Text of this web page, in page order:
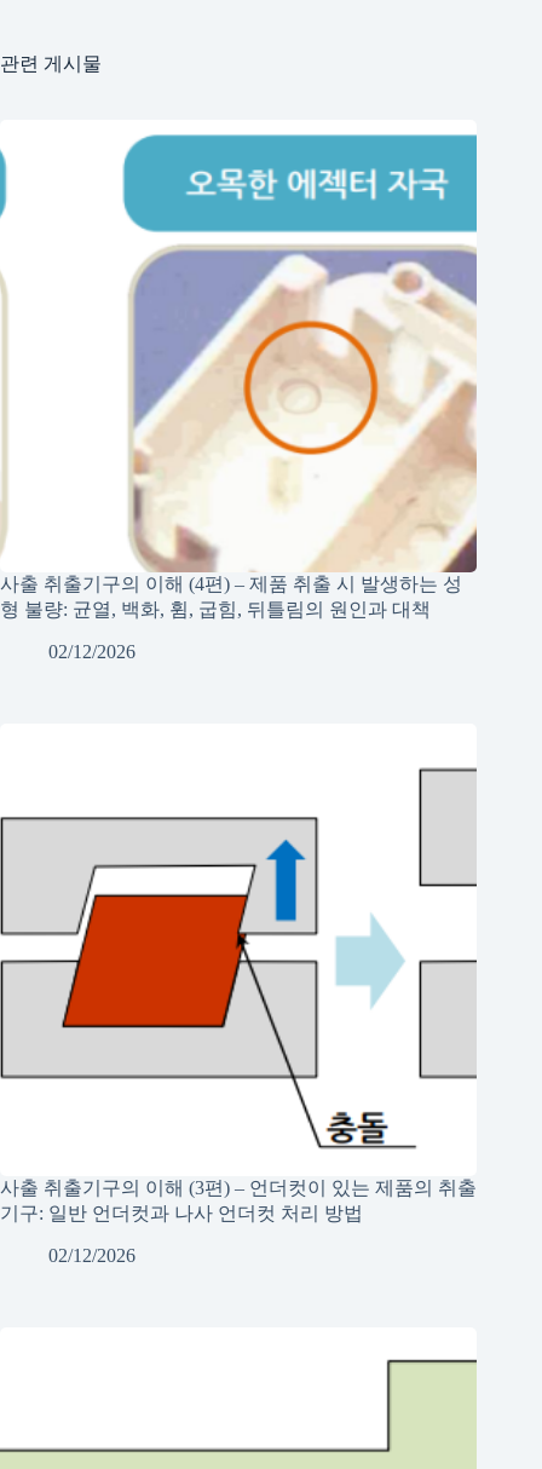
관련 게시물
사출 취출기구의 이해 (4편) – 제품 취출 시 발생하는 성
형 불량: 균열, 백화, 휨, 굽힘, 뒤틀림의 원인과 대책
02/12/2026
사출 취출기구의 이해 (3편) – 언더컷이 있는 제품의 취출
기구: 일반 언더컷과 나사 언더컷 처리 방법
02/12/2026